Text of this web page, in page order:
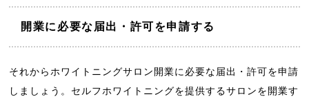
開業に必要な届出・許可を申請する
それからホワイトニングサロン開業に必要な届出・許可を申請
しましょう。セルフホワイトニングを提供するサロンを開業す